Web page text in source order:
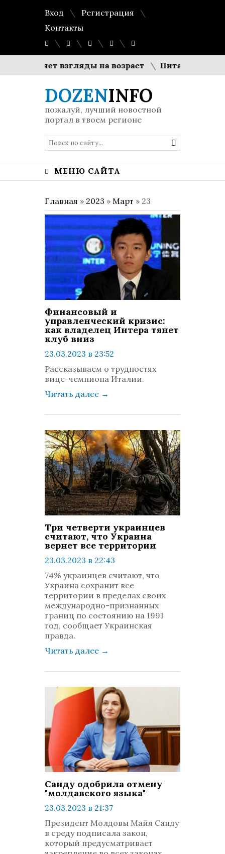
Вход
Регистрация
Контакты
взгляды на возраст Пита без замеса:
DOZENINFO
пожалуй, лучший новостной
портал в твоем регионе
МЕНЮ САЙТА
Главная » 2023 » Март » 23
Финансовый и
управленческий кризис:
как владелец Интера тянет
клуб вниз
23.03.2023 в 23:52
комментариев: 0
Рассказываем о трудностях
вице-чемпиона Италии.
Читать далее →
Три четверти украинцев
считают, что Украина
вернет все территории
23.03.2023 в 22:43
просмотров: 687
комментариев: 0
74% украинцев считают, что
Украина сохранит все
территории в пределах своих
международно-признанных
границ по состоянию на 1991
год, сообщает Украинская
правда.
Читать далее →
Санду одобрила отмену
"молдавского языка"
23.03.2023 в 21:37
просмотров: 748
комментариев: 0
Президент Молдовы Майя Санду
в среду подписала закон,
который предусматривает